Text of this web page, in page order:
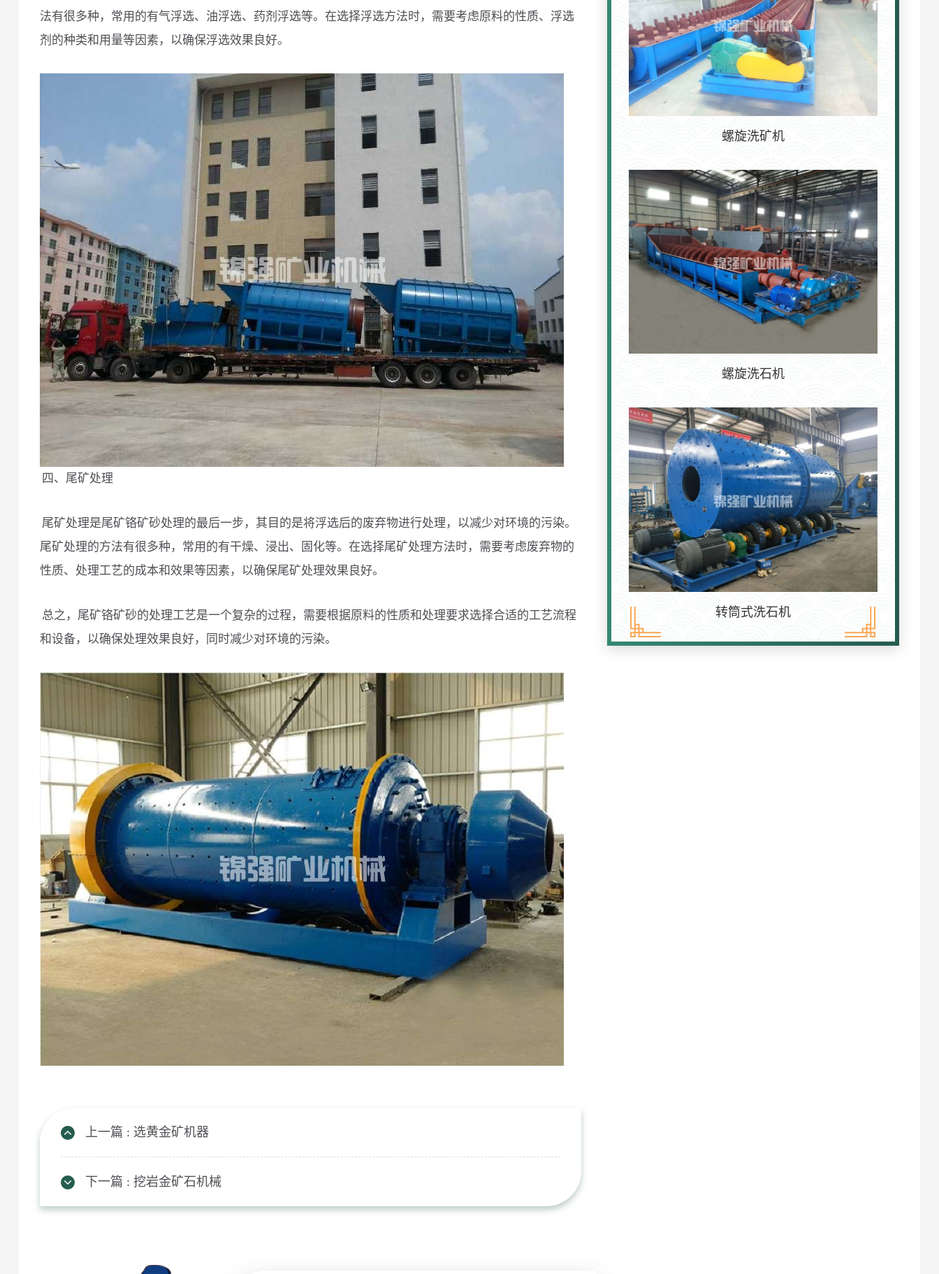
法有很多种，常用的有气浮选、油浮选、药剂浮选等。在选择浮选方法时，需要考虑原料的性质、浮选
剂的种类和用量等因素，以确保浮选效果良好。
四、尾矿处理
尾矿处理是尾矿铬矿砂处理的最后一步，其目的是将浮选后的废弃物进行处理，以减少对环境的污染。
尾矿处理的方法有很多种，常用的有干燥、浸出、固化等。在选择尾矿处理方法时，需要考虑废弃物的
性质、处理工艺的成本和效果等因素，以确保尾矿处理效果良好。
总之，尾矿铬矿砂的处理工艺是一个复杂的过程，需要根据原料的性质和处理要求选择合适的工艺流程
和设备，以确保处理效果良好，同时减少对环境的污染。
上一篇 : 选黄金矿机器
下一篇 : 挖岩金矿石机械
螺旋洗矿机
螺旋洗石机
转筒式洗石机